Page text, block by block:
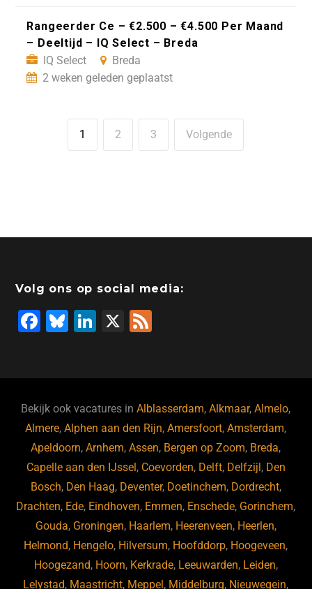
Rangeerder Ce – €2.500 – €4.500 Per Maand
– Deeltijd – IQ Select – Breda
IQ Select
Breda
2 weken geleden geplaatst
1 2 3 Volgende
Volg ons op social media:
F
b
o
o
k
Bl
ky
Li
dI
n
X
Bekijk ook vacatures inAlblasserdam,Alkmaar,Almelo,
Almere,Alphen aan den Rijn,Amersfoort,Amsterdam,
Apeldoorn,Arnhem,Assen, Bergen op Zoom, Breda,
Capelle aan den IJssel, Coevorden, Delft, Delfzijl, Den
Bosch, Den Haag, Deventer, Doetinchem, Dordrecht,
Drachten, Ede, Eindhoven, Emmen, Enschede, Gorinchem,
Gouda, Groningen, Haarlem, Heerenveen, Heerlen,
Helmond, Hengelo, Hilversum, Hoofddorp, Hoogeveen,
Hoogezand, Hoorn, Kerkrade, Leeuwarden, Leiden,
Lelystad, Maastricht, Meppel, Middelburg, Nieuwegein,